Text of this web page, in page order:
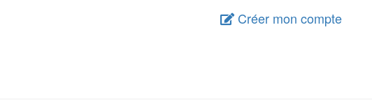
Créer mon compte